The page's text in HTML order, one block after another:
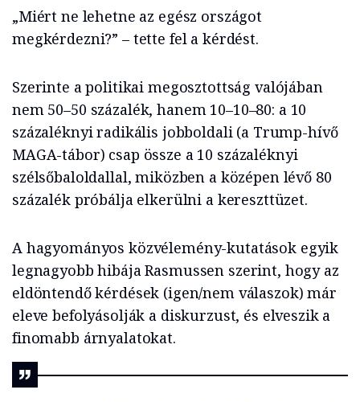
„Miért ne lehetne az egész országot
megkérdezni?” – tette fel a kérdést.
Szerinte a politikai megosztottság valójában
nem 50–50 százalék, hanem 10–10–80: a 10
százaléknyi radikális jobboldali (a Trump-hívő
MAGA-tábor) csap össze a 10 százaléknyi
szélsőbaloldallal, miközben a középen lévő 80
százalék próbálja elkerülni a kereszttüzet.
A hagyományos közvélemény-kutatások egyik
legnagyobb hibája Rasmussen szerint, hogy az
eldöntendő kérdések (igen/nem válaszok) már
eleve befolyásolják a diskurzust, és elveszik a
finomabb árnyalatokat.